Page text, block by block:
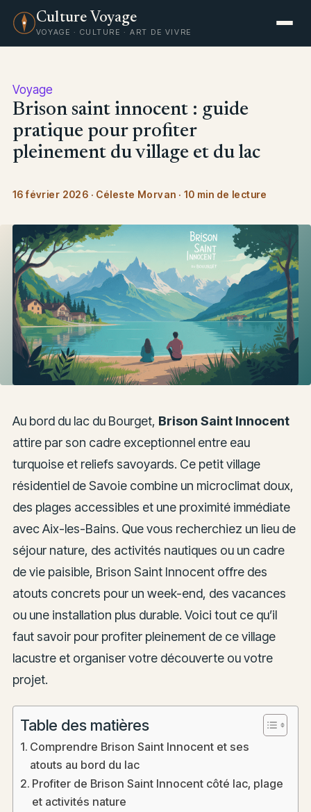
Culture Voyage
VOYAGE · CULTURE · ART DE VIVRE
Voyage
Brison saint innocent : guide
pratique pour profiter
pleinement du village et du lac
16 février 2026 · Céleste Morvan · 10 min de lecture
Au bord du lac du Bourget, Brison Saint Innocent
attire par son cadre exceptionnel entre eau
turquoise et reliefs savoyards. Ce petit village
résidentiel de Savoie combine un microclimat doux,
des plages accessibles et une proximité immédiate
avec Aix-les-Bains. Que vous recherchiez un lieu de
séjour nature, des activités nautiques ou un cadre
de vie paisible, Brison Saint Innocent offre des
atouts concrets pour un week-end, des vacances
ou une installation plus durable. Voici tout ce qu’il
faut savoir pour profiter pleinement de ce village
lacustre et organiser votre découverte ou votre
projet.
Table des matières
Comprendre Brison Saint Innocent et ses
atouts au bord du lac
Profiter de Brison Saint Innocent côté lac, plage
et activités nature